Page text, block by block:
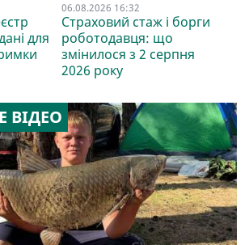
для
06.08.2026 16:32
Страховий стаж і борги
роботодавця: що
змінилося з 2 серпня
2026 року
ВІДЕО